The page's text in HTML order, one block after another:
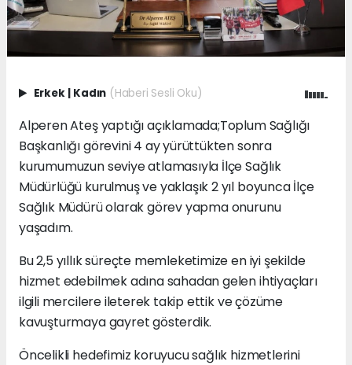
Erkek | Kadın (Haberi Sesli Oku)
Alperen Ateş yaptığı açıklamada;Toplum Sağlığı
Başkanlığı görevini 4 ay yürüttükten sonra
kurumumuzun seviye atlamasıyla İlçe Sağlık
Müdürlüğü kurulmuş ve yaklaşık 2 yıl boyunca İlçe
Sağlık Müdürü olarak görev yapma onurunu
yaşadım.
Bu 2,5 yıllık süreçte memleketimize en iyi şekilde
hizmet edebilmek adına sahadan gelen ihtiyaçları
ilgili mercilere ileterek takip ettik ve çözüme
kavuşturmaya gayret gösterdik.
Öncelikli hedefimiz koruyucu sağlık hizmetlerini